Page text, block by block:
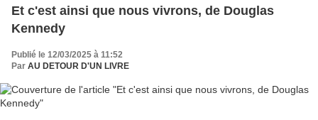
Et c'est ainsi que nous vivrons, de Douglas
Kennedy
Publié le 12/03/2025 à 11:52
Par AU DETOUR D'UN LIVRE